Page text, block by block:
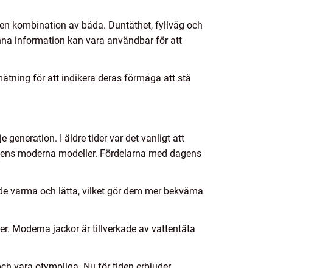
kombination av båda. Duntäthet, fyllväg och
information kan vara användbar för att
för att indikera deras förmåga att stå
generation. I äldre tider var det vanligt att
moderna modeller. Fördelarna med dagens
varma och lätta, vilket gör dem mer bekväma
Moderna jackor är tillverkade av vattentäta